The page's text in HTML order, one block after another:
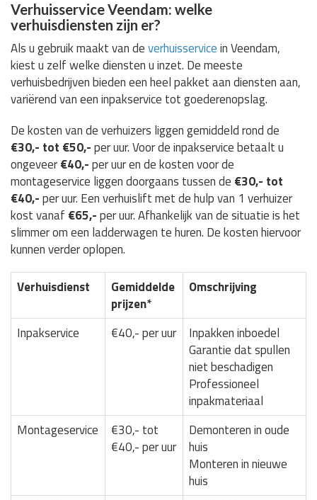
Verhuisservice Veendam: welke
verhuisdiensten zijn er?
Als u gebruik maakt van deverhuisservicein Veendam,
kiest u zelf welke diensten u inzet. De meeste
verhuisbedrijven bieden een heel pakket aan diensten aan,
variërend van een inpakservice tot goederenopslag.
De kosten van de verhuizers liggen gemiddeld rond de
€30,- tot €50,-per uur. Voor de inpakservice betaalt u
ongeveer€40,-per uur en de kosten voor de
montageservice liggen doorgaans tussen de €30,- tot
€40,-per uur. Een verhuislift met de hulp van 1 verhuizer
kost vanaf €65,-per uur. Afhankelijk van de situatie is het
slimmer om een ladderwagen te huren. De kosten hiervoor
kunnen verder oplopen.
Verhuisdienst
Gemiddelde
prijzen*
Omschrijving
Inpakservice €40,- per uur
Inpakken inboedel
Garantie dat spullen
niet beschadigen
Professioneel
inpakmateriaal
Montageservice
€30,- tot
€40,- per uur
Demonteren in oude
huis
Monteren in nieuwe
huis